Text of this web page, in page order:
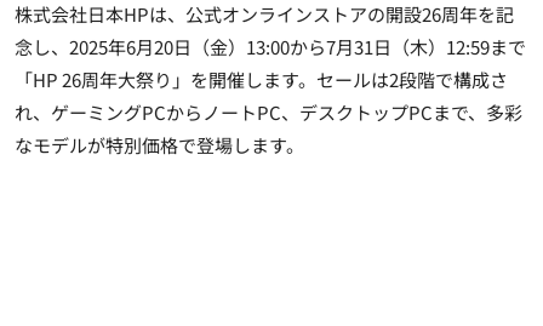
株式会社日本HPは、公式オンラインストアの開設26周年を記
念し、2025年6月20日（金）13:00から7月31日（木）12:59まで
「HP 26周年大祭り」を開催します。セールは2段階で構成さ
れ、ゲーミングPCからノートPC、デスクトップPCまで、多彩
なモデルが特別価格で登場します。